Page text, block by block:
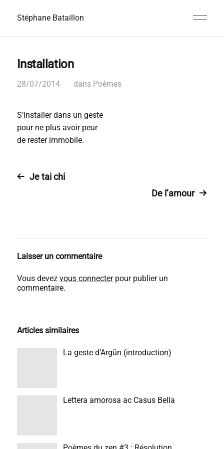
Stéphane Bataillon
Installation
28/07/2014 dans Poèmes
S’installer dans un geste
pour ne plus avoir peur
de rester immobile.
Je tai chi
De l’amour
Laisser un commentaire
Vous devez vous connecterpour publier un
commentaire.
Articles similaires
La geste d’Argün (introduction)
Lettera amorosa ac Casus Bella